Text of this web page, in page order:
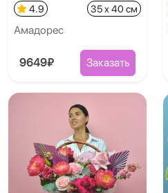
4.9 35 x 40 см
Амадорес
9649₽ Заказать